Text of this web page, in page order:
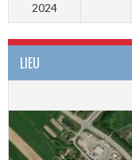
2024
LIEU